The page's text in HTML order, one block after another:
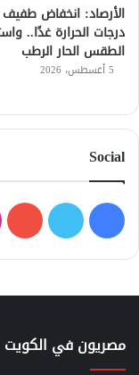
الأرصاد: انخفاض
درجات الحرارة غدًا..
الطقس الحار الرطب
5 أغسطس، 2026
Social
فيسبوك
تويتر
مصريون في الكويت